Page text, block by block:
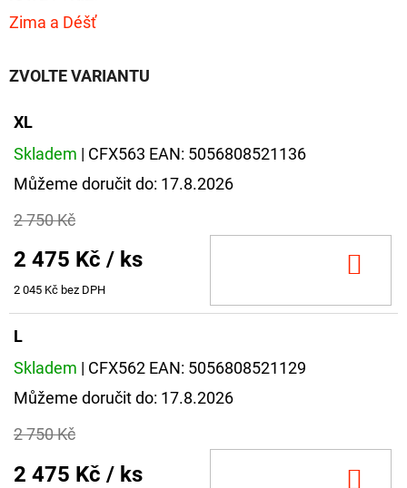
Zima a Déšť
ZVOLTE VARIANTU
XL
Skladem | CFX563 EAN: 5056808521136
Můžeme doručit do: 17.8.2026
2 750 Kč
2 475 Kč / ks
2 045 Kč bez DPH
L
Skladem | CFX562 EAN: 5056808521129
Můžeme doručit do: 17.8.2026
2 750 Kč
2 475 Kč / ks
36
Kč
Kč